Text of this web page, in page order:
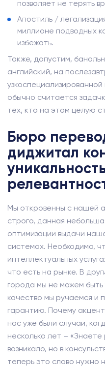
позволяет не терять
Апостиль /
миллионе подводных
избежать.
Также, допустим,
английский, на
обычно считается
тех, кто на этом целую
Бюро
диджитал
Мы откровенны с нашей
строго, данная
оптимизации выдачи
системах. Необходимо,
интеллектуальных
что есть на рынке. В
города мы не можем
качество мы ручаемся и
гарантию. Почему
нас уже были случаи,
несколько лет –
возникало, но в
теперь это слово нужно